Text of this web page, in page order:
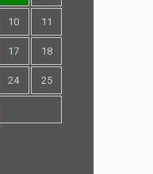
10 11
17 18
24 25